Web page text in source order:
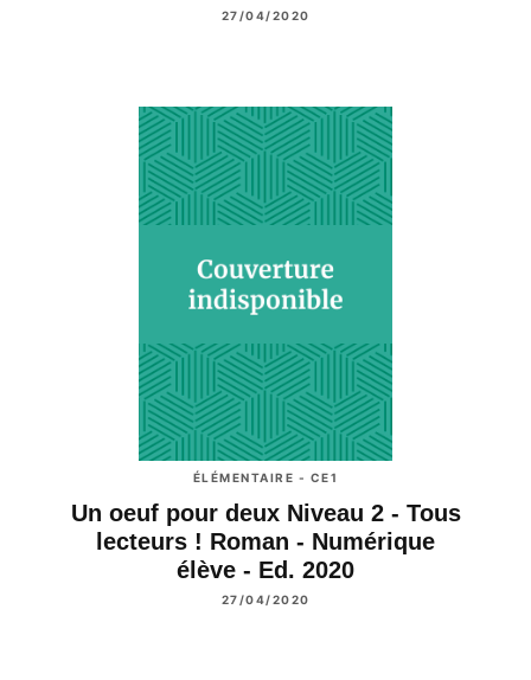
27/04/2020
ÉLÉMENTAIRE - CE1
Un oeuf pour deux Niveau 2 - Tous
lecteurs ! Roman - Numérique
élève - Ed. 2020
27/04/2020